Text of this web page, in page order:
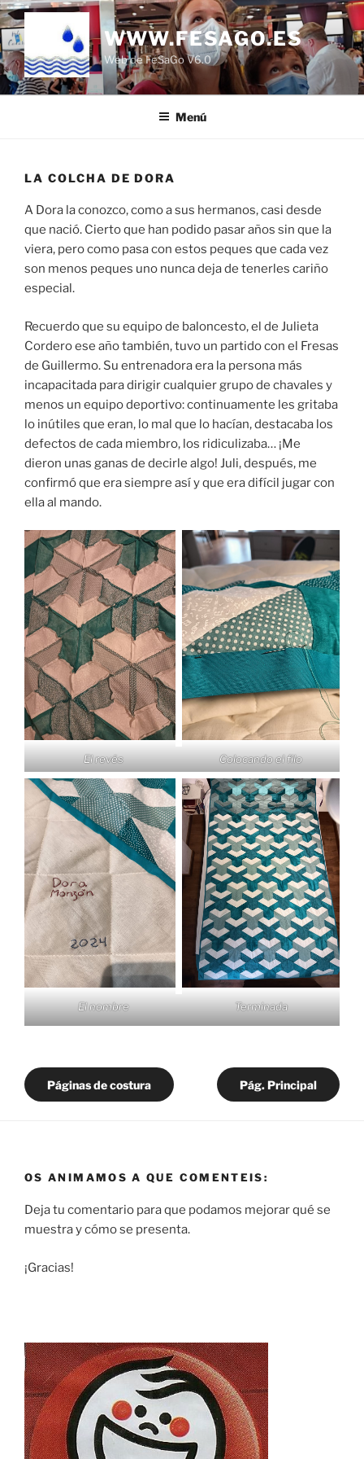
Saltar
al
contenido
WWW.FESAGO.ES
Web de FeSaGo V6.0
Menú
LA COLCHA DE DORA
A Dora la conozco, como a sus hermanos, casi desde
que nació. Cierto que han podido pasar años sin que la
viera, pero como pasa con estos peques que cada vez
son menos peques uno nunca deja de tenerles cariño
especial.
Recuerdo que su equipo de baloncesto, el de Julieta
Cordero ese año también, tuvo un partido con el Fresas
de Guillermo. Su entrenadora era la persona más
incapacitada para dirigir cualquier grupo de chavales y
menos un equipo deportivo: continuamente les gritaba
lo inútiles que eran, lo mal que lo hacían, destacaba los
defectos de cada miembro, los ridiculizaba… ¡Me
dieron unas ganas de decirle algo! Juli, después, me
confirmó que era siempre así y que era difícil jugar con
ella al mando.
El revés Colocando el filo
El nombre Terminada
Páginas de costura Pág. Principal
OS ANIMAMOS A QUE COMENTEIS:
Deja tu comentario para que podamos mejorar qué se
muestra y cómo se presenta.
¡Gracias!